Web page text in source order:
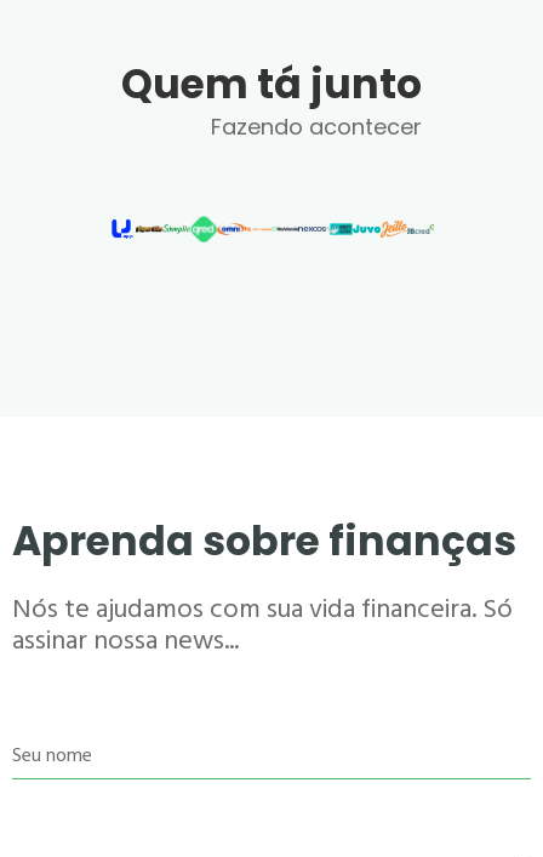
Quem tá junto
Fazendo acontecer
Aprenda sobre finanças
Nós te ajudamos com sua vida financeira. Só
assinar nossa news...
Seu nome